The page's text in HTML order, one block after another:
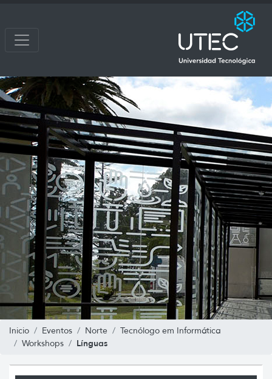
Inicio Eventos Norte
Tecnólogo em Informática
Workshops
Línguas